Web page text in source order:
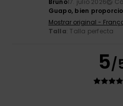
Bruno17. julio 2026
Guapo, bien
Mostrar original -
Talla: Talla perfecta
5/